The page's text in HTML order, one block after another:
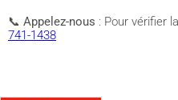
📞 Appelez-nous : Pour vérifier
741-1438